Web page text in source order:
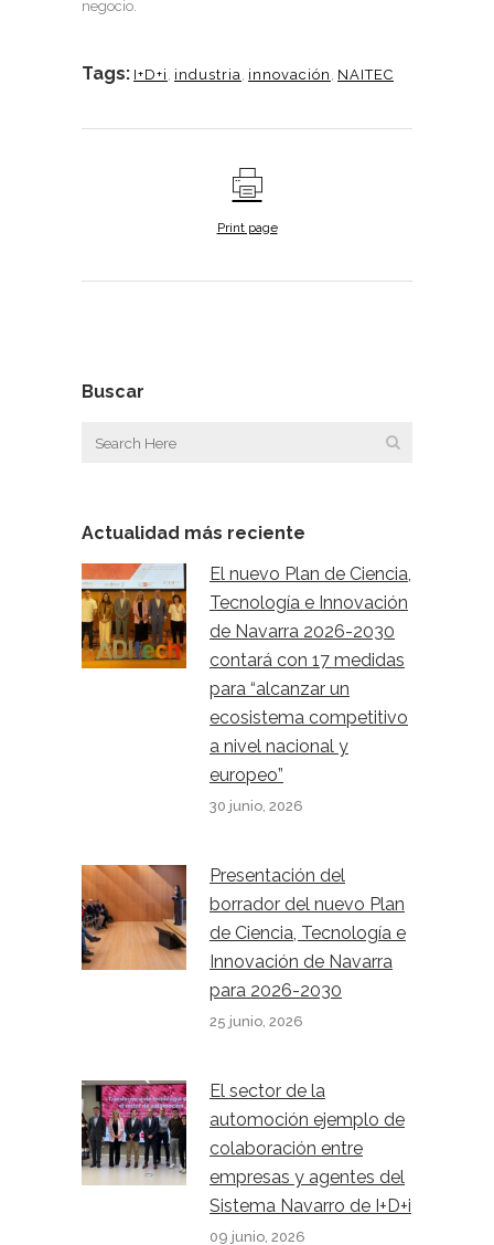
negocio.
Tags: I+D+i , industria, innovación , NAITEC
Print page
Buscar
Actualidad más reciente
El nuevo Plan de Ciencia,
Tecnología e Innovación
de Navarra 2026-2030
contará con 17 medidas
para “alcanzar un
ecosistema competitivo
a nivel nacional y
europeo”
30 junio, 2026
Presentación del
borrador del nuevo Plan
de Ciencia, Tecnología e
Innovación de Navarra
para 2026-2030
25 junio, 2026
El sector de la
automoción ejemplo de
colaboración entre
empresas y agentes del
Sistema Navarro de I+D+i
09 junio, 2026